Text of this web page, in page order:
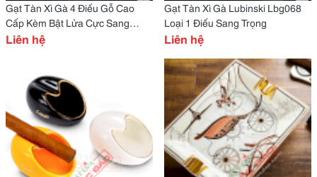
Gạt Tàn Xì Gà 4 Điếu Gỗ Cao
Cấp Kèm Bật Lửa Cực Sang
(Lbg27)
Liên hệ
Gạt Tàn Xì Gà Lubinski Lbg068
Loại 1 Điếu Sang Trọng
Liên hệ